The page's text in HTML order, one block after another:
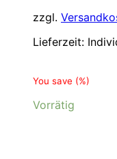
zzgl.
Lieferzeit:
You save (%)
Vorrätig